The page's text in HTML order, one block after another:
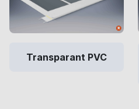
Transparant PVC